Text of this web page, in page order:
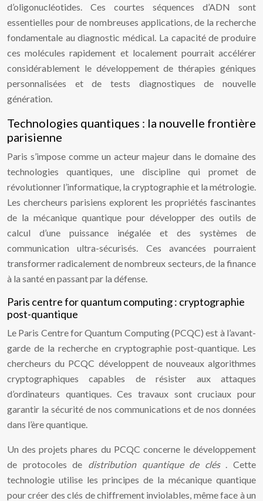
d’oligonucléotides. Ces courtes séquences d’ADN sont
essentielles pour de nombreuses applications, de la recherche
fondamentale au diagnostic médical. La capacité de produire
ces molécules rapidement et localement pourrait accélérer
considérablement le développement de thérapies géniques
personnalisées et de tests diagnostiques de nouvelle
génération.
Technologies quantiques : la nouvelle frontière
parisienne
Paris s’impose comme un acteur majeur dans le domaine des
technologies quantiques, une discipline qui promet de
révolutionner l’informatique, la cryptographie et la métrologie.
Les chercheurs parisiens explorent les propriétés fascinantes
de la mécanique quantique pour développer des outils de
calcul d’une puissance inégalée et des systèmes de
communication ultra-sécurisés. Ces avancées pourraient
transformer radicalement de nombreux secteurs, de la finance
à la santé en passant par la défense.
Paris centre for quantum computing : cryptographie
post-quantique
Le Paris Centre for Quantum Computing (PCQC) est à l’avant-
garde de la recherche en cryptographie post-quantique. Les
chercheurs du PCQC développent de nouveaux algorithmes
cryptographiques capables de résister aux attaques
d’ordinateurs quantiques. Ces travaux sont cruciaux pour
garantir la sécurité de nos communications et de nos données
dans l’ère quantique.
Un des projets phares du PCQC concerne le développement
de protocoles de distribution quantique de clés . Cette
technologie utilise les principes de la mécanique quantique
pour créer des clés de chiffrement inviolables, même face à un